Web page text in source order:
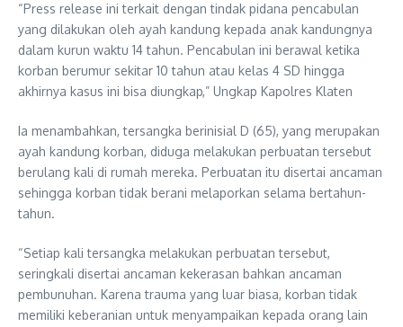
“Press release ini terkait dengan tindak pidana pencabulan
yang dilakukan oleh ayah kandung kepada anak kandungnya
dalam kurun waktu 14 tahun. Pencabulan ini berawal ketika
korban berumur sekitar 10 tahun atau kelas 4 SD hingga
akhirnya kasus ini bisa diungkap,” Ungkap Kapolres Klaten
Ia menambahkan, tersangka berinisial D (65), yang merupakan
ayah kandung korban, diduga melakukan perbuatan tersebut
berulang kali di rumah mereka. Perbuatan itu disertai ancaman
sehingga korban tidak berani melaporkan selama bertahun-
tahun.
“Setiap kali tersangka melakukan perbuatan tersebut,
seringkali disertai ancaman kekerasan bahkan ancaman
pembunuhan. Karena trauma yang luar biasa, korban tidak
memiliki keberanian untuk menyampaikan kepada orang lain